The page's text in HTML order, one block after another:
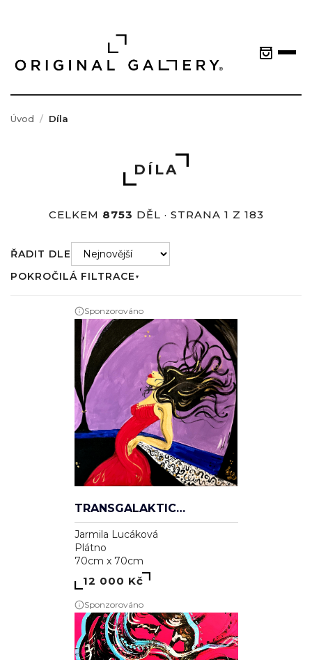
Úvod Díla
DÍLA
CELKEM 8753 DĚL · STRANA 1 Z 183
ŘADIT DLE
POKROČILÁ FILTRACE ▼
Sponzorováno
TRANSGALAKTICKÁ
Jarmila Lucáková
Plátno
70cm x 70cm
12 000 Kč
Sponzorováno